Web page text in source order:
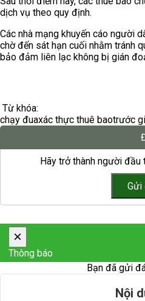
dịch vụ theo quy định.
Các nhà mạng khuyến cáo người
chờ đến sát hạn cuối nhằm tránh
bảo đảm liên lạc không bị gián
Từ khóa:
chạy đuaxác thực thuê baotrước
Hãy trở thành người đầu
×
Thông báo
Bạn đã gửi
Nội